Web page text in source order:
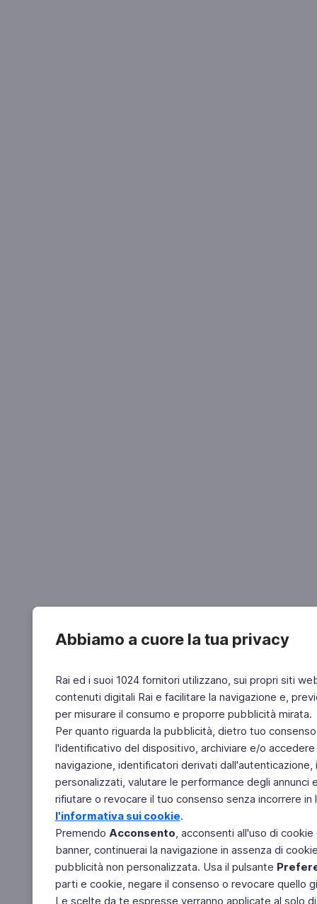
Abbiamo a cuore la tua privacy
Rai ed i suoi 1024 fornitori utilizzano, sui propri siti
contenuti digitali Rai e facilitare la navigazione e,
per misurare il consumo e proporre pubblicità mirata.
Per quanto riguarda la pubblicità, dietro tuo
l'identificativo del dispositivo, archiviare e/o
navigazione, identificatori derivati
personalizzati, valutare le performance degli
rifiutare o revocare il tuo consenso senza incorrere
l'informativa sui cookie.
Premendo Acconsento, acconsenti all'uso di
banner, continuerai la navigazione in assenza di
pubblicità non personalizzata. Usa il pulsante
parti e cookie, negare il consenso o revocare quello
Le scelte da te espresse verranno applicate al solo